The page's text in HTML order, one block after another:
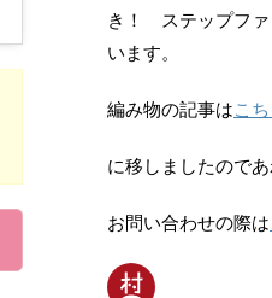
き！ ステップファ
います。
編み物の記事はこ
に移しましたので
お問い合わせの際は